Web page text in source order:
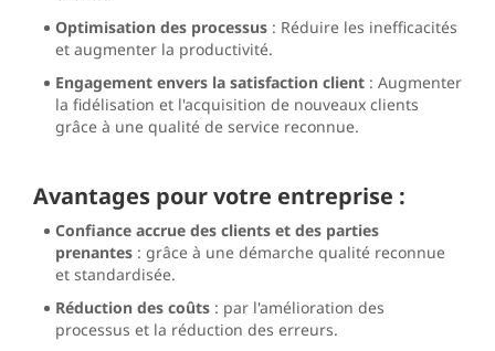
Optimisation des processus : Réduire les inefficacités
et augmenter la productivité.
Engagement envers la satisfaction client : Augmenter
la fidélisation et l'acquisition de nouveaux clients
grâce à une qualité de service reconnue.
Avantages pour votre entreprise :
Confiance accrue des clients et des parties
prenantes : grâce à une démarche qualité reconnue
et standardisée.
Réduction des coûts : par l'amélioration des
processus et la réduction des erreurs.